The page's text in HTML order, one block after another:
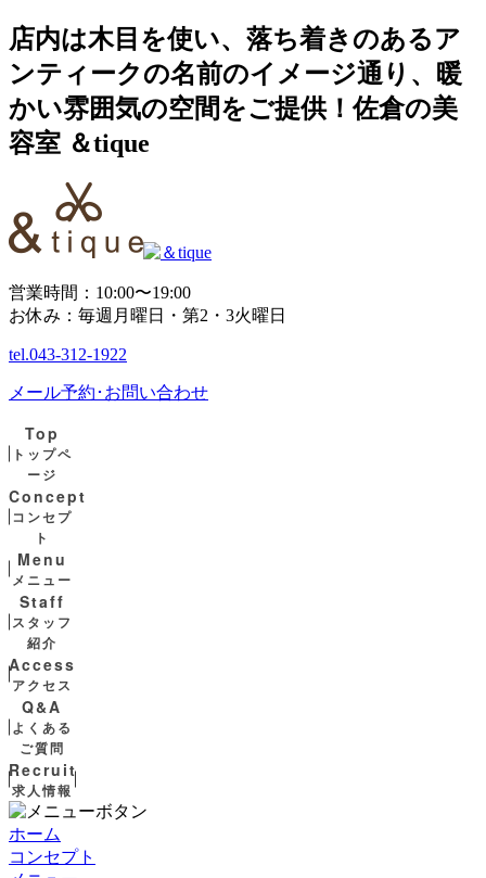
店内は木目を使い、落ち着きのあるア
ンティークの名前のイメージ通り、暖
かい雰囲気の空間をご提供！佐倉の美
容室 ＆tique
営業時間：10:00〜19:00
お休み：毎週月曜日・第2・3火曜日
tel.043-312-1922
メール予約･お問い合わせ
Top
トップペ
ージ
Concept
コンセプ
ト
Menu
メニュー
Staff
スタッフ
紹介
Access
アクセス
Q&A
よくある
ご質問
Recruit
求人情報
ホーム
コンセプト